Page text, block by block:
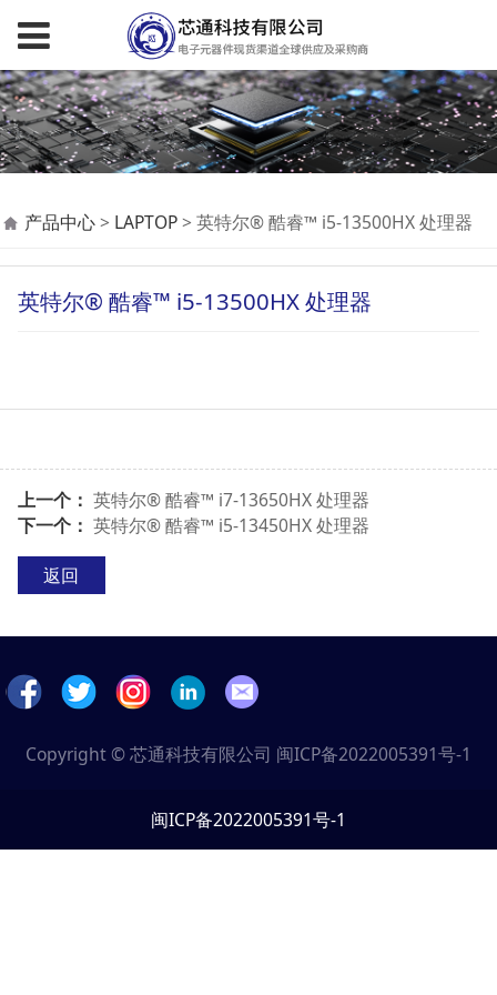
英特尔® 酷睿™ i5-
13500HX 处理器
产品中心> LAPTOP> 英特尔® 酷睿™ i5-13500HX 处理器
英特尔® 酷睿™ i5-13500HX 处理器
上一个： 英特尔® 酷睿™ i7-13650HX 处理器
下一个： 英特尔® 酷睿™ i5-13450HX 处理器
返回
Copyright © 芯通科技有限公司 闽ICP备2022005391号-1
闽ICP备2022005391号-1